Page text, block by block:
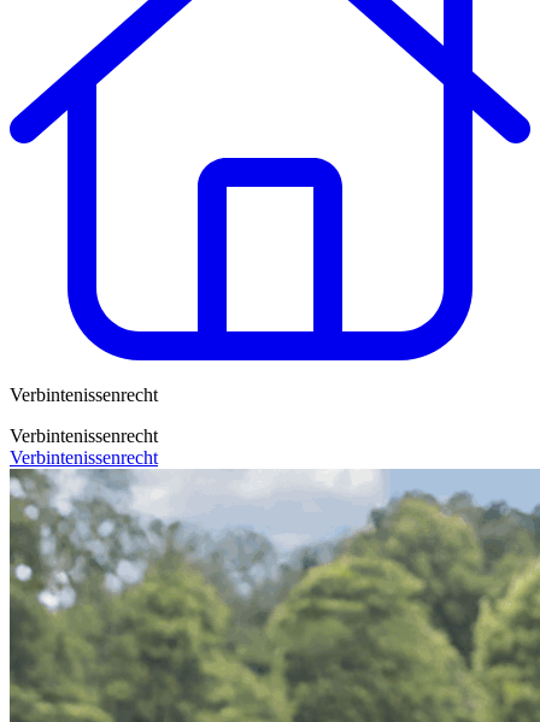
Verbintenissenrecht
Verbintenissenrecht
Verbintenissenrecht